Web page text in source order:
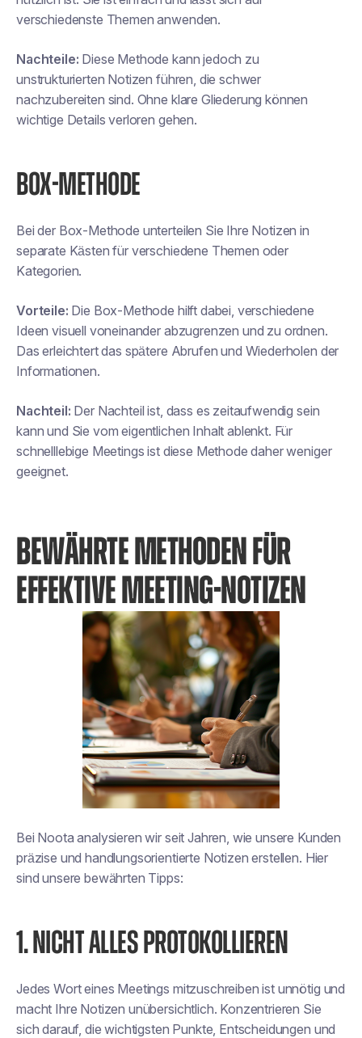
verschiedenste Themen anwenden.
Nachteile: Diese Methode kann jedoch zu
unstrukturierten Notizen führen, die schwer
nachzubereiten sind. Ohne klare Gliederung können
wichtige Details verloren gehen.
BOX-METHODE
Bei der Box-Methode unterteilen Sie Ihre Notizen in
separate Kästen für verschiedene Themen oder
Kategorien.
Vorteile: Die Box-Methode hilft dabei, verschiedene
Ideen visuell voneinander abzugrenzen und zu ordnen.
Das erleichtert das spätere Abrufen und Wiederholen der
Informationen.
Nachteil: Der Nachteil ist, dass es zeitaufwendig sein
kann und Sie vom eigentlichen Inhalt ablenkt. Für
schnelllebige Meetings ist diese Methode daher weniger
geeignet.
BEWÄHRTE METHODEN FÜR
EFFEKTIVE MEETING-NOTIZEN
Bei Noota analysieren wir seit Jahren, wie unsere Kunden
präzise und handlungsorientierte Notizen erstellen. Hier
sind unsere bewährten Tipps:
1. NICHT ALLES PROTOKOLLIEREN
Jedes Wort eines Meetings mitzuschreiben ist unnötig und
macht Ihre Notizen unübersichtlich. Konzentrieren Sie
sich darauf, die wichtigsten Punkte, Entscheidungen und